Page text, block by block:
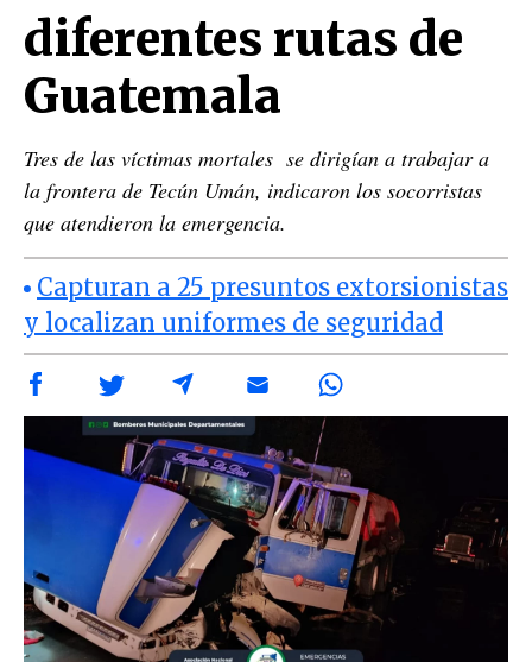
diferentes rutas de
Guatemala
Tres de las víctimas mortales se dirigían a trabajar a
la frontera de Tecún Umán, indicaron los socorristas
que atendieron la emergencia.
Capturan a 25 presuntos extorsionistas
y localizan uniformes de seguridad